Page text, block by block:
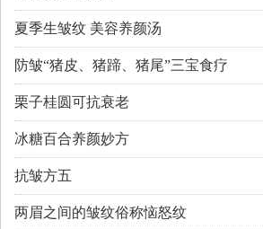
夏季生皱纹 美容养颜汤
防皱“猪皮、猪蹄、猪尾”三宝食疗
栗子桂圆可抗衰老
冰糖百合养颜妙方
抗皱方五
两眉之间的皱纹俗称恼怒纹